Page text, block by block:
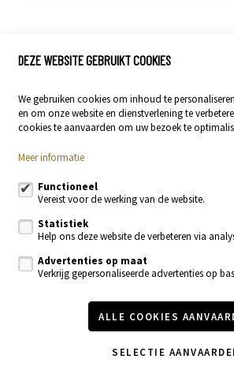
VERKOCHT
APPARTEMENT
9420 Erpe-Mere
2 115m²
DEZE WEBSITE GEBRUIKT COOKIES
We gebruiken cookies om inhoud te
en om onze website en dienstverlening te
cookies te aanvaarden om uw bezoek te
Meer informatie
Functioneel
Vereist voor de werking van de website.
Statistiek
Help ons deze website de verbeteren via
Advertenties op maat
Verkrijg gepersonaliseerde advertenties op
ALLE COOKIES
SELECTIE